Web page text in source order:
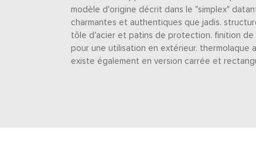
modèle d'origine décrit dans le "simplex"
charmantes et authentiques que jadis.
tôle d'acier et patins de protection. finition
pour une utilisation en extérieur. thermolaque
existe également en version carrée et